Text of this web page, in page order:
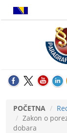
POČETNA
Zakon o
dobara